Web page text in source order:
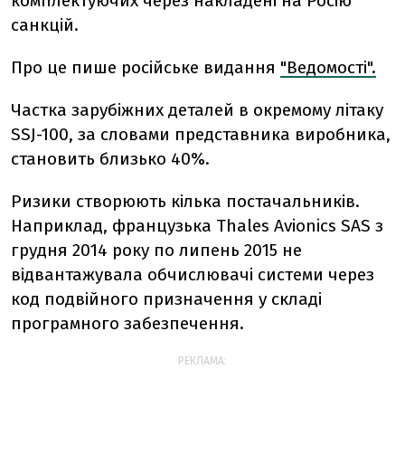
санкцій.
Про це пише російське видання "Ведомості".
Частка зарубіжних деталей в окремому літаку
SSJ-100, за словами представника виробника,
становить близько 40%.
Ризики створюють кілька постачальників.
Наприклад, французька Thales Avionics SAS з
грудня 2014 року по липень 2015 не
відвантажувала обчислювачі системи через
код подвійного призначення у складі
програмного забезпечення.
РЕКЛАМА: